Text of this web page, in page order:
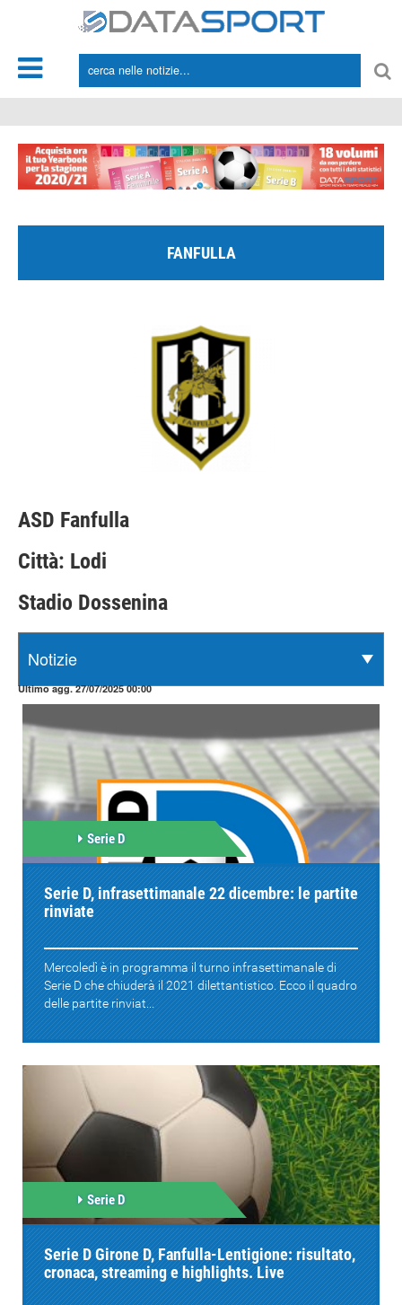
FANFULLA
ASD Fanfulla
Città: Lodi
Stadio Dossenina
Ultimo agg. 27/07/2025 00:00
Serie D
Serie D, infrasettimanale 22 dicembre: le partite
rinviate
Mercoledì è in programma il turno infrasettimanale di
Serie D che chiuderà il 2021 dilettantistico. Ecco il quadro
delle partite rinviat...
Serie D
Serie D Girone D, Fanfulla-Lentigione: risultato,
cronaca, streaming e highlights. Live